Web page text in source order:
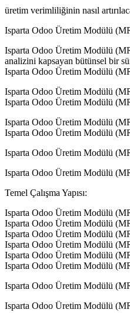
üretim verimliliğinin nasıl
Isparta Odoo Üretim Modülü
Isparta Odoo Üretim Modülü
analizini kapsayan bütünsel bir
Isparta Odoo Üretim Modülü
Isparta Odoo Üretim Modülü
Isparta Odoo Üretim Modülü
Isparta Odoo Üretim Modülü
Isparta Odoo Üretim Modülü
Isparta Odoo Üretim Modülü
Isparta Odoo Üretim Modülü
Temel Çalışma Yapısı:
Isparta Odoo Üretim Modülü
Isparta Odoo Üretim Modülü
Isparta Odoo Üretim Modülü
Isparta Odoo Üretim Modülü
Isparta Odoo Üretim Modülü
Isparta Odoo Üretim Modülü
Isparta Odoo Üretim Modülü
Isparta Odoo Üretim Modülü